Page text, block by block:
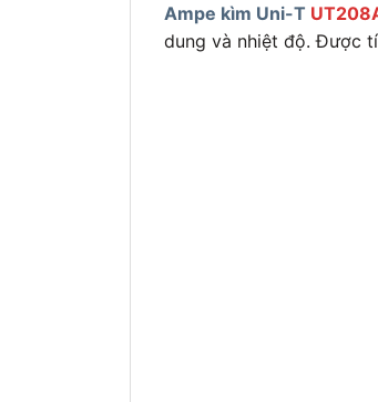
Ampe kìm Uni-T
dung và nhiệt độ. Được